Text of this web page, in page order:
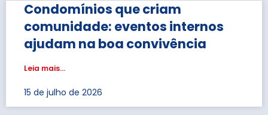
Condomínios que criam
comunidade: eventos internos
ajudam na boa convivência
Leia mais...
15 de julho de 2026